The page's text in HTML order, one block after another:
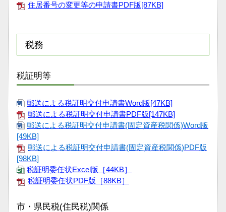
住居番号の変更等の申請書PDF版[87KB]
税務
税証明等
郵送による税証明交付申請書Word版[47KB]
郵送による税証明交付申請書PDF版[147KB]
郵送による税証明交付申請書(固定資産税関係)Word版
[49KB]
郵送による税証明交付申請書(固定資産税関係)PDF版
[98KB]
税証明委任状Excel版［44KB］
税証明委任状PDF版［88KB］
市・県民税(住民税)関係